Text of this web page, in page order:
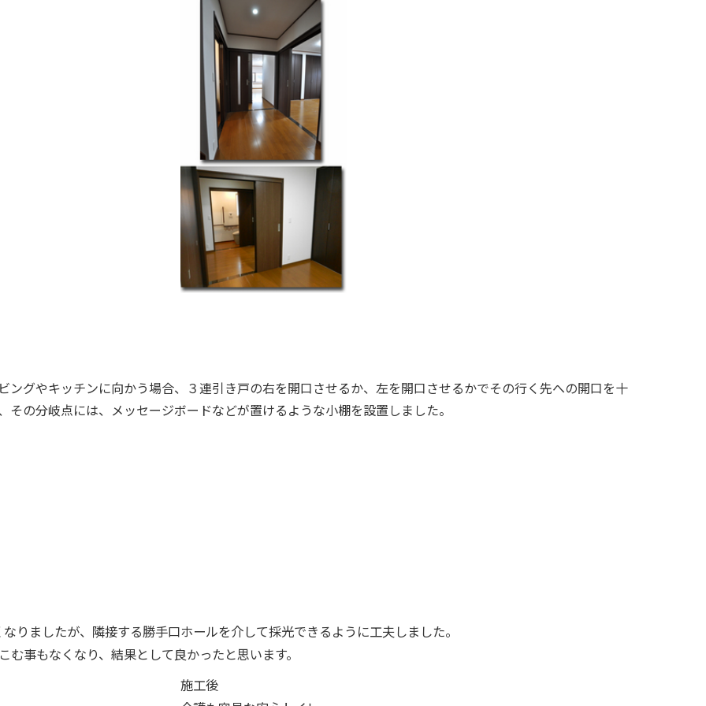
ングやキッチンに向かう場合、３連引き戸の右を開口させるか、左を開口させるかでその行く先への開口を十
その分岐点には、メッセージボードなどが置けるような小棚を設置しました。
りましたが、隣接する勝手口ホールを介して採光できるように工夫しました。
事もなくなり、結果として良かったと思います。
施工後